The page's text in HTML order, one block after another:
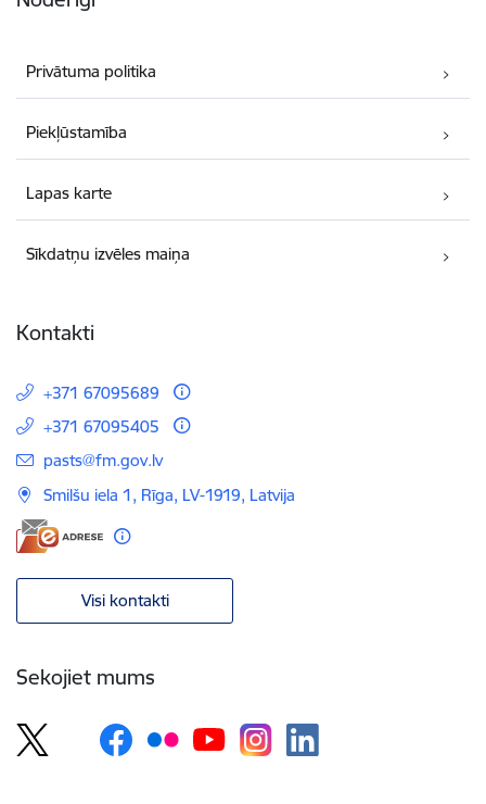
Privātuma politika
Piekļūstamība
Lapas karte
Sīkdatņu izvēles maiņa
Kontakti
+371 67095689
+371 67095405
E-pasts:
pasts@fm.gov.lv
Smilšu iela 1, Rīga, LV-1919, Latvija
Visi kontakti
Sekojiet mums